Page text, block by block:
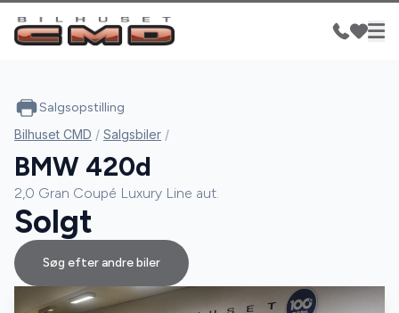
Salgsopstilling
Bilhuset CMD / Salgsbiler /
BMW 420d
2,0 Gran Coupé Luxury Line aut.
Solgt
Søg efter andre biler